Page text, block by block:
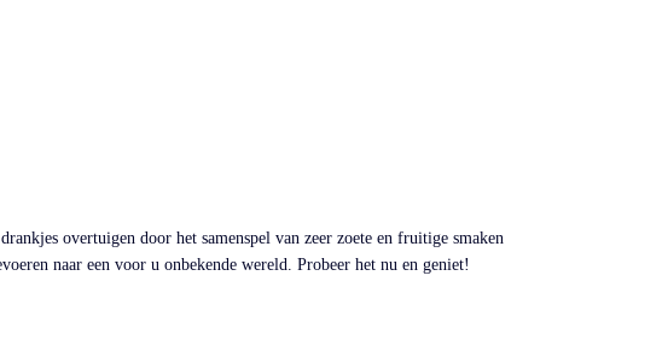
overtuigen door het samenspel van zeer zoete en fruitige smaken
naar een voor u onbekende wereld. Probeer het nu en geniet!